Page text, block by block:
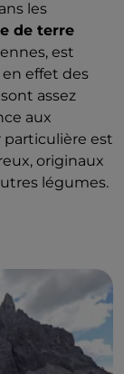
les
de terre
est
effet des
assez
aux
particulière est
originaux
légumes.